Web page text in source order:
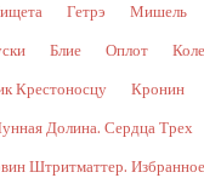
Гетрэ Мишель
Блие Оплот
Крестоносцу Кронин
Долина. Сердца Трех
Штритматтер. Избранное